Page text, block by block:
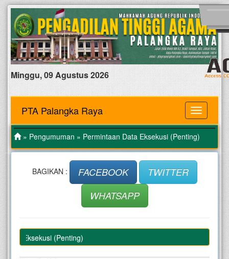
Minggu, 09 Agustus 2026
MENU
PTA Palangka Raya
» Pengumuman » Permintaan Data Eksekusi (Penting)
BAGIKAN : FACEBOOK
TWITTER
WHATSAPP
Eksekusi (Penting)